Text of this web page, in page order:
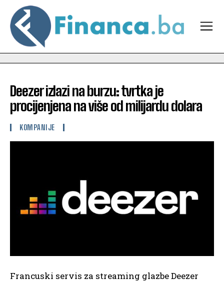
Deezer izlazi na burzu: tvrtka je
procijenjena na više od milijardu dolara
KOMPANIJE
Francuski servis za streaming glazbe Deezer